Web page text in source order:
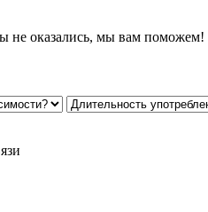
не оказались, мы вам поможем!